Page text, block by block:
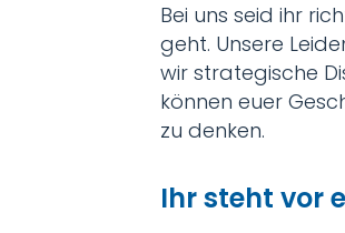
Bei uns seid ihr
geht. Unsere
wir strategische
können euer
zu denken.
Ihr steht vor